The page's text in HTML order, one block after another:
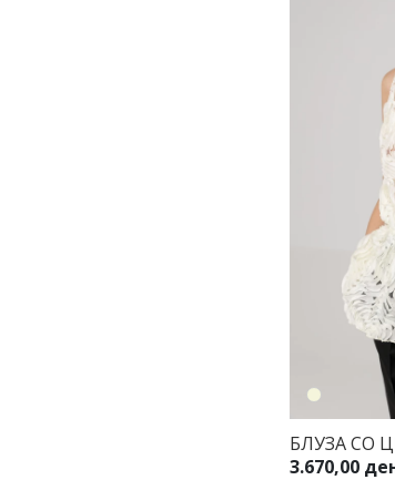
БЛУЗА СО
3.670,00